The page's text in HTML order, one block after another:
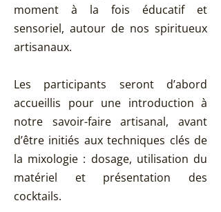
moment à la fois éducatif et
sensoriel, autour de nos spiritueux
artisanaux.
Les participants seront d’abord
accueillis pour une introduction à
notre savoir-faire artisanal, avant
d’être initiés aux techniques clés de
la mixologie : dosage, utilisation du
matériel et présentation des
cocktails.